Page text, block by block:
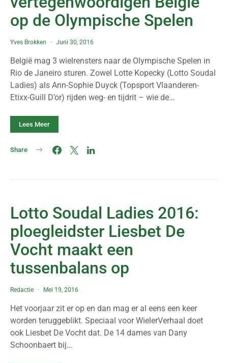
op de Olympische Spelen
Yves Brokken Juni 30, 2016
België mag 3 wielrensters naar de Olympische Spelen in
Rio de Janeiro sturen. Zowel Lotte Kopecky (Lotto Soudal
Ladies) als Ann-Sophie Duyck (Topsport Vlaanderen-
Etixx-Guill D’or) rijden weg- en tijdrit – wie de…
Lees Meer
Share
Lotto Soudal Ladies 2016:
ploegleidster Liesbet De
Vocht maakt een
tussenbalans op
Redactie Mei 19, 2016
Het voorjaar zit er op en dan mag er al eens een keer
worden teruggeblikt. Speciaal voor WielerVerhaal doet
ook Liesbet De Vocht dat. De 14 dames van Dany
Schoonbaert bij…